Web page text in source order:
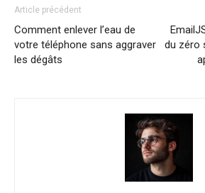
Article précédent
Comment enlever l’eau de
votre téléphone sans aggraver
les dégâts
du zéro